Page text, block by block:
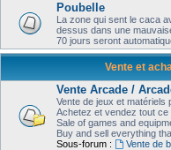
Poubelle
La zone qui sent le caca
dessus dans une
70 jours seront
Vente et
Vente Arcade /
Vente de jeux et matériels
Achetez et vendez tout ce
Sale of games and
Buy and sell everything
Sous-forum :
Vente de